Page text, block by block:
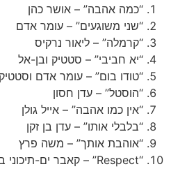
“כמה אהבה” – אושר כהן
“שני משוגעים” – עומר אדם
“קרמלה” – ליאור נרקיס
“יא חביבי” – סטטיק ובן-אל
“טודו בום” – עומר אדם וסטטיק
“הוסטל” – עדן חסון
“אין כמו אהבה” – אייל גולן
“בלבלי אותו” – עדן בן זקן
“אוהבת אותך” – משה פרץ
“Respect” – קאבר ים-תיכוני בשפה כפולה